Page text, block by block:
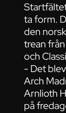
ta form.
den
trean
och
- Det
Arch
Arnlioth
på